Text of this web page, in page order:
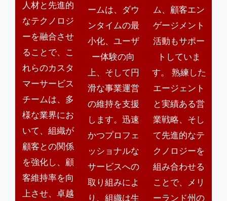
人材と先進的
なテクノロジ
ーを融合させ
ることで、こ
れらのカスタ
マーサービス
チームは、多
様な業界にお
いて、組織が
顧客との関係
を強化し、顧
客維持率を向
上させ、卓越
ームは、ダウ
ンタイムの最
小化、ユーザ
ー体験の向
上、そして円
滑な事業運営
の維持を支援
します。迅速
かつプロフェ
ッショナルな
サービスへの
取り組みによ
り、組織は生
ム、顧客エン
ゲージメント
活動もサポー
トしていま
す。 熟練した
エージェント
と実績ある営
業戦略、そし
て先進的なテ
クノロジーを
組み合わせる
ことで、メリ
ーランド州の